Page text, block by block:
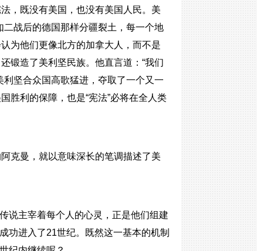
，既没有美国，也没有美国人民。美
战后的德国那样分疆裂土，每一个地
为他们更像北方的加拿大人，而不是
锻造了美利坚民族。他直言道：“我们
坚合众国高歌猛进，夺取了一个又一
胜利的保障，也是“宪法”必将在全人类
克曼，就以意味深长的笔调描述了美
说主宰着每个人的心灵，正是他们组建
功进入了21世纪。既然这一基本的机制